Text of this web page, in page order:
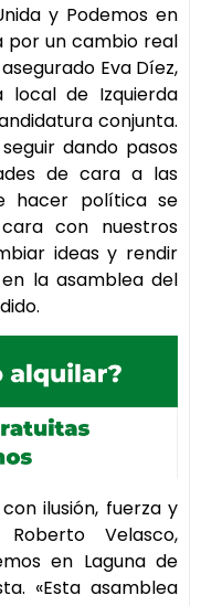
y Podemos en
por un cambio real
Eva Díez,
local de Izquierda
conjunta.
dando pasos
de cara a las
hacer política se
con nuestros
ideas y rendir
la asamblea del
ilusión, fuerza y
Velasco,
en Laguna de
«Esta asamblea